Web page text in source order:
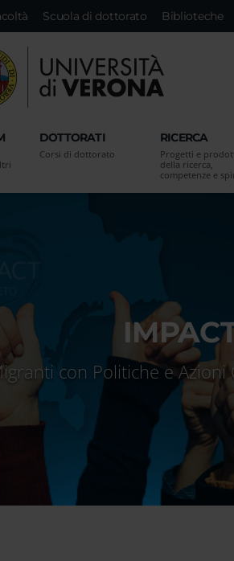
Scuola di dottorato Biblioteche
DOTTORATI
Corsi di dottorato
RICERCA
Progetti e
della ricerca,
competenze e
con Politiche e